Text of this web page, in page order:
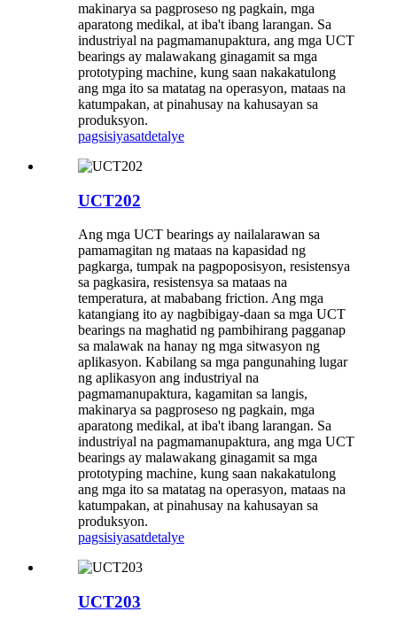
makinarya sa pagproseso ng pagkain, mga
aparatong medikal, at iba't ibang larangan. Sa
industriyal na pagmamanupaktura, ang mga UCT
bearings ay malawakang ginagamit sa mga
prototyping machine, kung saan nakakatulong
ang mga ito sa matatag na operasyon, mataas na
katumpakan, at pinahusay na kahusayan sa
produksyon.
pagsisiyasatdetalye
UCT202
Ang mga UCT bearings ay nailalarawan sa
pamamagitan ng mataas na kapasidad ng
pagkarga, tumpak na pagpoposisyon, resistensya
sa pagkasira, resistensya sa mataas na
temperatura, at mababang friction. Ang mga
katangiang ito ay nagbibigay-daan sa mga UCT
bearings na maghatid ng pambihirang pagganap
sa malawak na hanay ng mga sitwasyon ng
aplikasyon. Kabilang sa mga pangunahing lugar
ng aplikasyon ang industriyal na
pagmamanupaktura, kagamitan sa langis,
makinarya sa pagproseso ng pagkain, mga
aparatong medikal, at iba't ibang larangan. Sa
industriyal na pagmamanupaktura, ang mga UCT
bearings ay malawakang ginagamit sa mga
prototyping machine, kung saan nakakatulong
ang mga ito sa matatag na operasyon, mataas na
katumpakan, at pinahusay na kahusayan sa
produksyon.
pagsisiyasatdetalye
UCT203